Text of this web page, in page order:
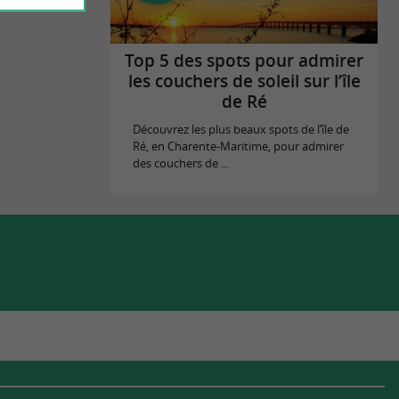
Top 5 des spots pour admirer
les couchers de soleil sur l’île
de Ré
Découvrez les plus beaux spots de l’île de
Ré, en Charente-Maritime, pour admirer
des couchers de ...